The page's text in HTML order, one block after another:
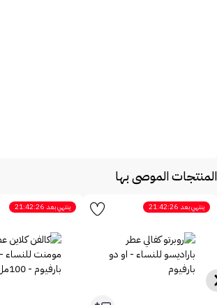
المنتجات الموصى بها
ينتهي بعد 21:42:26 ينتهي بعد 21:42:26